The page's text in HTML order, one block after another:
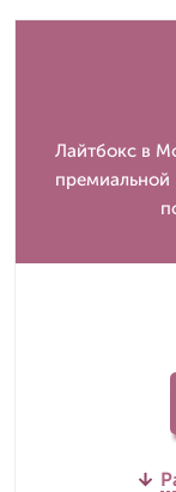
Лайтбокс в